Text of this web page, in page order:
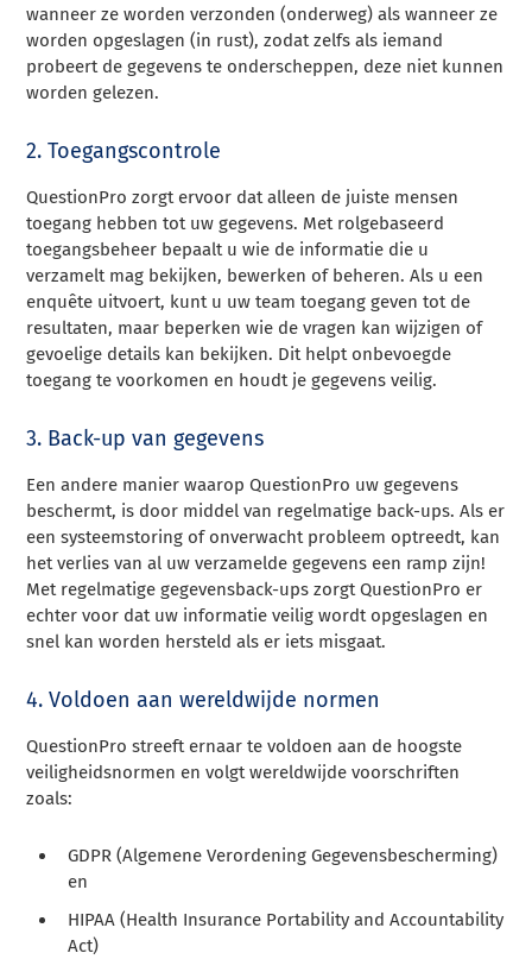
wanneer ze worden verzonden (onderweg) als wanneer ze
worden opgeslagen (in rust), zodat zelfs als iemand
probeert de gegevens te onderscheppen, deze niet kunnen
worden gelezen.
2. Toegangscontrole
QuestionPro zorgt ervoor dat alleen de juiste mensen
toegang hebben tot uw gegevens. Met rolgebaseerd
toegangsbeheer bepaalt u wie de informatie die u
verzamelt mag bekijken, bewerken of beheren. Als u een
enquête uitvoert, kunt u uw team toegang geven tot de
resultaten, maar beperken wie de vragen kan wijzigen of
gevoelige details kan bekijken. Dit helpt onbevoegde
toegang te voorkomen en houdt je gegevens veilig.
3. Back-up van gegevens
Een andere manier waarop QuestionPro uw gegevens
beschermt, is door middel van regelmatige back-ups. Als er
een systeemstoring of onverwacht probleem optreedt, kan
het verlies van al uw verzamelde gegevens een ramp zijn!
Met regelmatige gegevensback-ups zorgt QuestionPro er
echter voor dat uw informatie veilig wordt opgeslagen en
snel kan worden hersteld als er iets misgaat.
4. Voldoen aan wereldwijde normen
QuestionPro streeft ernaar te voldoen aan de hoogste
veiligheidsnormen en volgt wereldwijde voorschriften
zoals:
GDPR (Algemene Verordening Gegevensbescherming)
en
HIPAA (Health Insurance Portability and Accountability
Act)